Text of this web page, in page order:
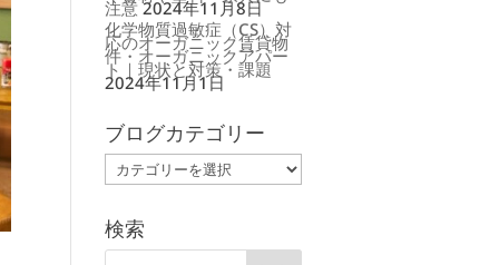
注意 2024年11月8日
化学物質過敏症（CS）対
応のオーガニック賃貸物
件・オーガニックアパー
ト｜現状と対策・課題
2024年11月1日
ブログカテゴリー
ブ
ロ
グ
ゴ
リ
ー
検索